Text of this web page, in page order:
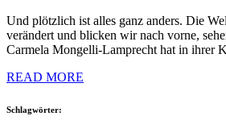
Und plötzlich ist alles ganz anders. Die
verändert und blicken wir nach vorne,
Carmela Mongelli-Lamprecht hat in ihrer
READ MORE
Schlagwörter: